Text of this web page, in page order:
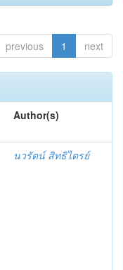
previous 1 next
Author(s)
นวรัตน์ สิทธิไตรย์